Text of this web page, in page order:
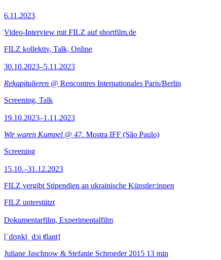
6.11.2023
Video-Interview mit FILZ auf shortfilm.de
FILZ kollektiv, Talk, Online
30.10.2023–5.11.2023
Rekapitulieren @ Rencontres Internationales Paris/Berlin
Screening, Talk
19.10.2023–1.11.2023
Wir waren Kumpel @ 47. Mostra IFF (São Paulo)
Screening
15.10.–31.12.2023
FILZ vergibt Stipendien an ukrainische Künstler:innen
FILZ unterstützt
Dokumentarfilm, Experimentalfilm
[ˈdʊŋkl̩ ˌdɔi ʧlant]
Juliane Jaschnow & Stefanie Schroeder 2015 13 min